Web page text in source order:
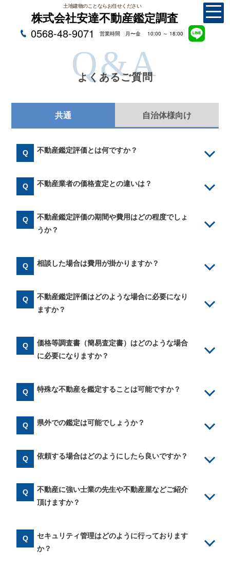
土地建物のことならお任せください
株式会社安達不動産鑑定調査
0568-48-9071 営業時間 月〜金 10:00 ～ 18:00
Q&A
よくあるご質問
共通 自治体様向け
不動産鑑定評価とは何ですか？
不動産業者の価格査定との違いは？
不動産鑑定評価の期間や費用はどの程度でしょ
うか？
相談した場合は費用が掛かりますか？
不動産鑑定評価はどのような場合に必要になり
ますか？
価格等調査書（簡易査定書）はどのような場合
に必要になりますか？
特殊な不動産を鑑定することは可能ですか？
県外での鑑定は可能でしょうか？
依頼する場合はどのようにしたら良いですか？
不動産に強い士業の先生や不動産屋などご紹介
頂けますか？
セキュリティ管理はどのように行っております
か？